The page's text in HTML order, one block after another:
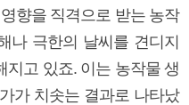
향을 직격으로 받는 농작
나 극한의 날씨를 견디지
지고 있죠. 이는 농작물 생
가 치솟는 결과로 나타났